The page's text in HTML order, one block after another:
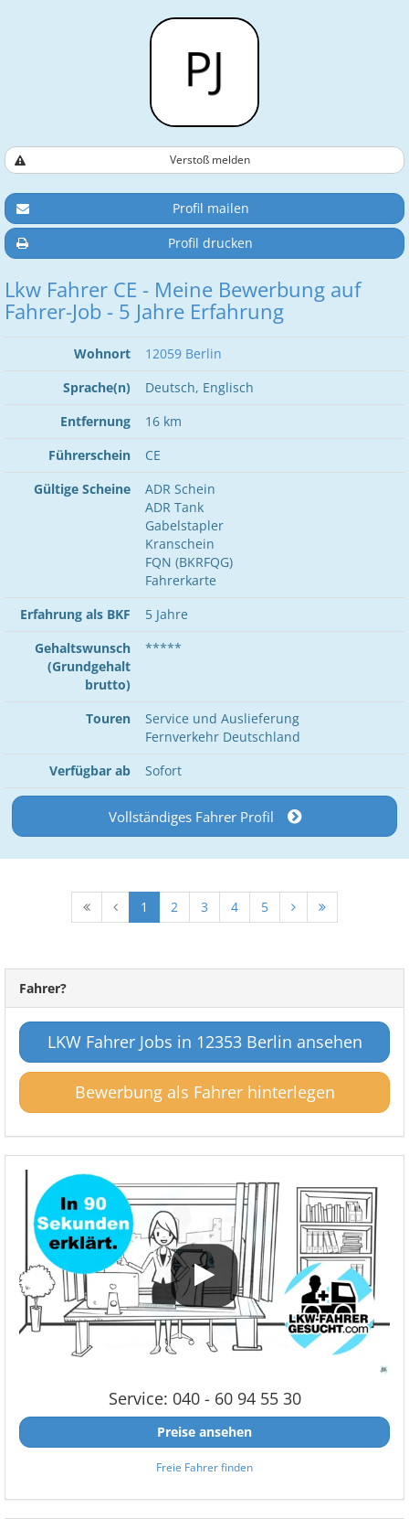
Verstoß melden
Profil mailen
Profil drucken
Lkw Fahrer CE - Meine Bewerbung auf
Fahrer-Job - 5 Jahre Erfahrung
Wohnort
12059 Berlin
Sprache(n)
Deutsch, Englisch
Entfernung
16 km
Führerschein
CE
Gültige Scheine
ADR Schein
ADR Tank
Gabelstapler
Kranschein
FQN (BKRFQG)
Fahrerkarte
Erfahrung als BKF
5 Jahre
Gehaltswunsch
(Grundgehalt
brutto)
*****
Touren
Service und Auslieferung
Fernverkehr Deutschland
Verfügbar ab
Sofort
Vollständiges Fahrer Profil
1 2 3 4 5
Fahrer?
LKW Fahrer Jobs in 12353 Berlin ansehen
Bewerbung als Fahrer hinterlegen
Service: 040 - 60 94 55 30
Preise ansehen
Freie Fahrer finden